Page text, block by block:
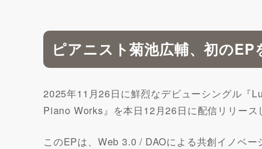
ピアニスト菊池広輔、初のEP
2025年11月26日に鮮烈なデビューシングル『
Piano Works』を本日12月26日に配信リリース
このEPは、Web 3.0 / DAOによる共創イノベ